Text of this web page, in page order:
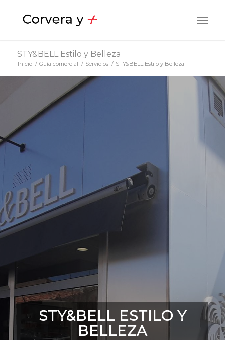
STY&BELL Estilo y Belleza
Inicio / Guía comercial / Servicios / STY&BELL Estilo y Belleza
STY&BELL ESTILO Y
BELLEZA